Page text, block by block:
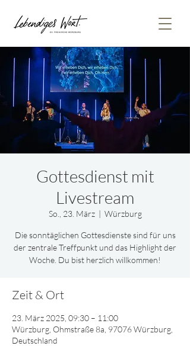
Gottesdienst mit
Livestream
So., 23. März
  |
Würzburg
Die sonntäglichen Gottesdienste sind für uns
der zentrale Treffpunkt und das Highlight der
Woche. Du bist herzlich willkommen!
Zeit & Ort
23. März 2025, 09:30 – 11:00
Würzburg, Ohmstraße 8a, 97076 Würzburg,
Deutschland